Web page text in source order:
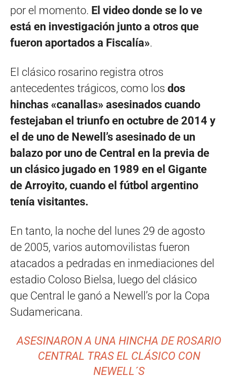
por el momento. El video donde se lo ve
está en investigación junto a otros que
fueron aportados a Fiscalía».
El clásico rosarino registra otros
antecedentes trágicos, como los dos
hinchas «canallas» asesinados cuando
festejaban el triunfo en octubre de 2014 y
el de uno de Newell’s asesinado de un
balazo por uno de Central en la previa de
un clásico jugado en 1989 en el Gigante
de Arroyito, cuando el fútbol argentino
tenía visitantes.
En tanto, la noche del lunes 29 de agosto
de 2005, varios automovilistas fueron
atacados a pedradas en inmediaciones del
estadio Coloso Bielsa, luego del clásico
que Central le ganó a Newell’s por la Copa
Sudamericana.
ASESINARON A UNA HINCHA DE ROSARIO
CENTRAL TRAS EL CLÁSICO CON
NEWELL´S